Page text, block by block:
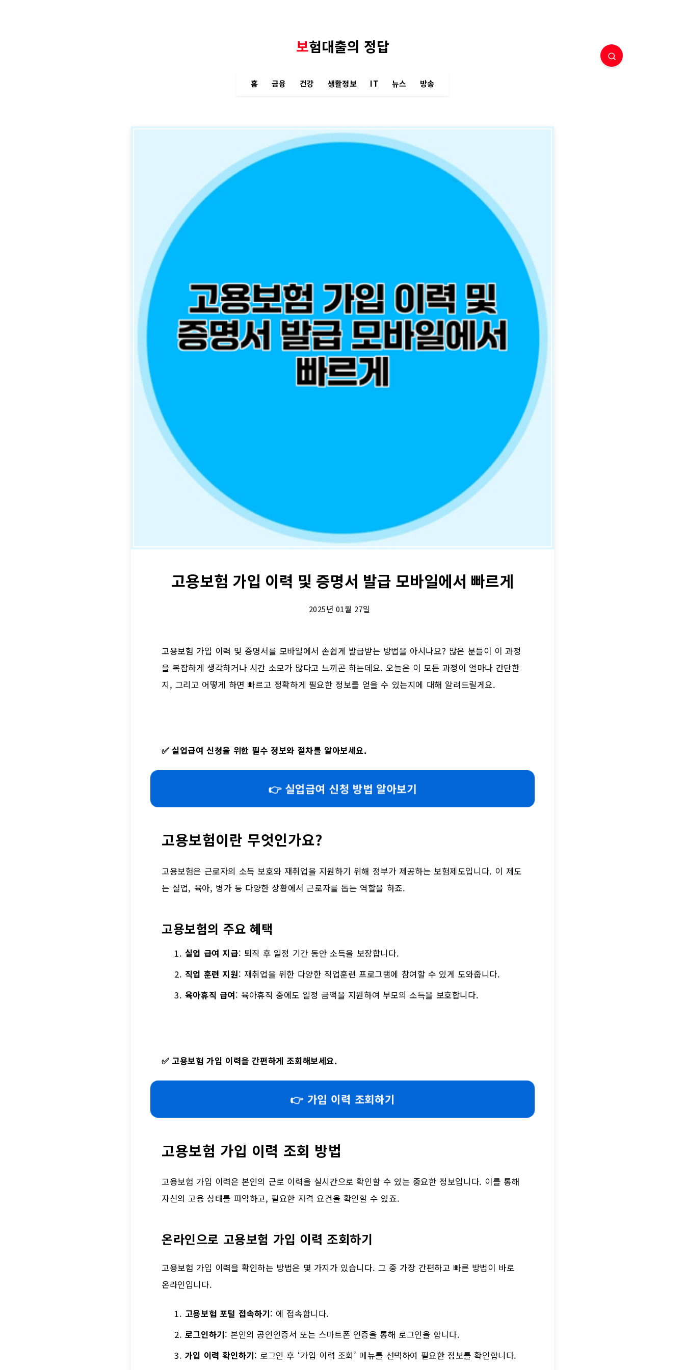
보험대출의 정답
홈 금융 건강 생활정보 IT 뉴스 방송
고용보험 가입 이력 및 증명서 발급 모바일에서 빠르게
2025년 01월 27일
고용보험 가입 이력 및 증명서를 모바일에서 손쉽게 발급받는 방법을 아시나요? 많은 분들이 이 과정
을 복잡하게 생각하거나 시간 소모가 많다고 느끼곤 하는데요. 오늘은 이 모든 과정이 얼마나 간단한
지, 그리고 어떻게 하면 빠르고 정확하게 필요한 정보를 얻을 수 있는지에 대해 알려드릴게요.
✅실업급여 신청을 위한 필수 정보와 절차를 알아보세요.
👉 실업급여 신청 방법 알아보기
고용보험이란 무엇인가요?
고용보험은 근로자의 소득 보호와 재취업을 지원하기 위해 정부가 제공하는 보험제도입니다. 이 제도
는 실업, 육아, 병가 등 다양한 상황에서 근로자를 돕는 역할을 하죠.
고용보험의 주요 혜택
실업 급여 지급: 퇴직 후 일정 기간 동안 소득을 보장합니다.
직업 훈련 지원: 재취업을 위한 다양한 직업훈련 프로그램에 참여할 수 있게 도와줍니다.
육아휴직 급여: 육아휴직 중에도 일정 금액을 지원하여 부모의 소득을 보호합니다.
✅ 고용보험 가입 이력을 간편하게 조회해보세요.
👉 가입 이력 조회하기
고용보험 가입 이력 조회 방법
고용보험 가입 이력은 본인의 근로 이력을 실시간으로 확인할 수 있는 중요한 정보입니다. 이를 통해
자신의 고용 상태를 파악하고, 필요한 자격 요건을 확인할 수 있죠.
온라인으로 고용보험 가입 이력 조회하기
고용보험 가입 이력을 확인하는 방법은 몇 가지가 있습니다. 그 중 가장 간편하고 빠른 방법이 바로
온라인입니다.
고용보험 포털 접속하기: 에 접속합니다.
로그인하기: 본인의 공인인증서 또는 스마트폰 인증을 통해 로그인을 합니다.
가입 이력 확인하기: 로그인 후 ‘가입 이력 조회’ 메뉴를 선택하여 필요한 정보를 확인합니다.